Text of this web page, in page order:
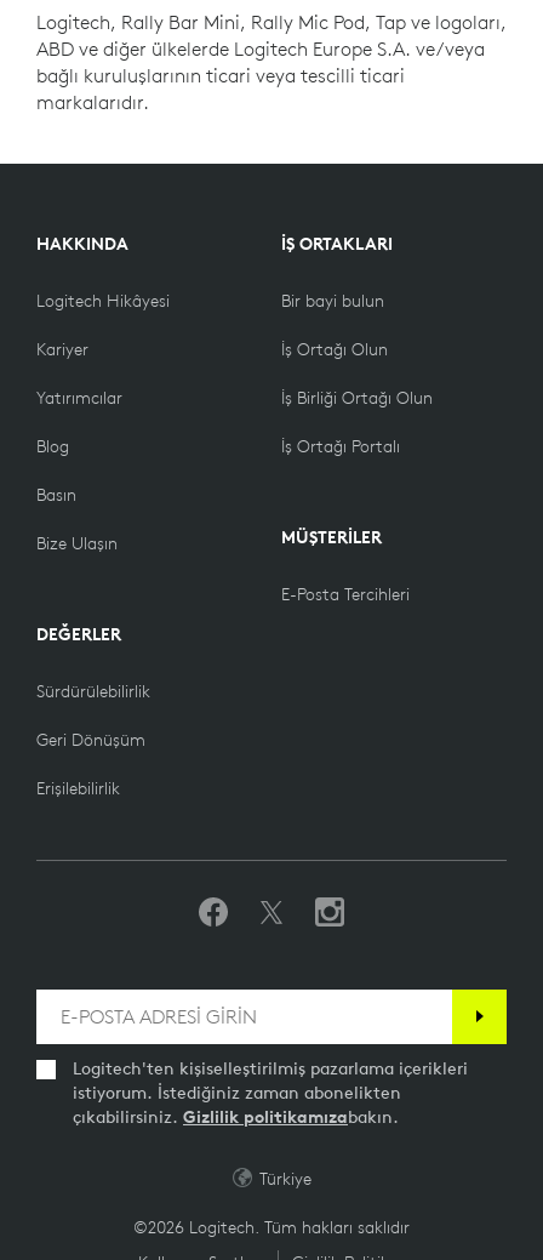
Logitech, Rally Bar Mini, Rally Mic Pod, Tap ve logoları,
ABD ve diğer ülkelerde Logitech Europe S.A. ve/veya
bağlı kuruluşlarının ticari veya tescilli ticari
markalarıdır.
HAKKINDA
Logitech Hikâyesi
Kariyer
Yatırımcılar
Blog
Basın
Bize Ulaşın
DEĞERLER
Sürdürülebilirlik
Geri Dönüşüm
Erişilebilirlik
İŞ ORTAKLARI
Bir bayi bulun
İş Ortağı Olun
İş Birliği Ortağı Olun
İş Ortağı Portalı
MÜŞTERİLER
E-Posta Tercihleri
Logitech'ten kişiselleştirilmiş pazarlama içerikleri
istiyorum. İstediğiniz zaman abonelikten
çıkabilirsiniz. Gizlilik politikamızabakın.
©2026 Logitech. Tüm hakları saklıdır
Türkiye